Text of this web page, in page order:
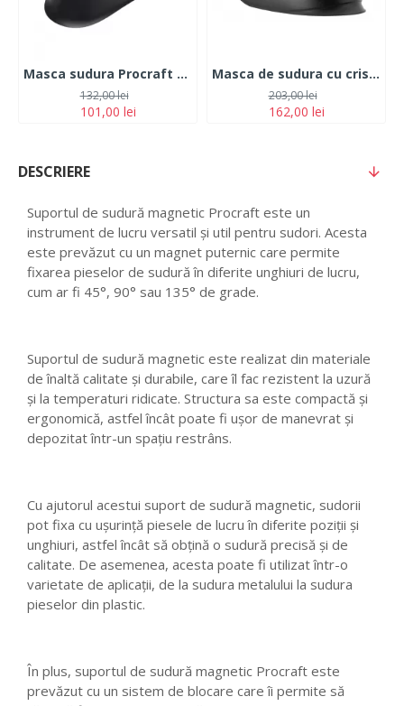
Masca sudura Procraft SHP-90-30, Chameleon, Cristale Lichide, LI-IONSolar, DIN-16
101,00 lei
132,00 lei
Masca de sudura cu cristale lichide 9-13 Jasic- BLACK
162,00 lei
203,00 lei
DESCRIERE
Suportul de sudură magnetic Procraft este un
instrument de lucru versatil și util pentru sudori. Acesta
este prevăzut cu un magnet puternic care permite
fixarea pieselor de sudură în diferite unghiuri de lucru,
cum ar fi 45°, 90° sau 135° de grade.
Suportul de sudură magnetic este realizat din materiale
de înaltă calitate și durabile, care îl fac rezistent la uzură
și la temperaturi ridicate. Structura sa este compactă și
ergonomică, astfel încât poate fi ușor de manevrat și
depozitat într-un spațiu restrâns.
Cu ajutorul acestui suport de sudură magnetic, sudorii
pot fixa cu ușurință piesele de lucru în diferite poziții și
unghiuri, astfel încât să obțină o sudură precisă și de
calitate. De asemenea, acesta poate fi utilizat într-o
varietate de aplicații, de la sudura metalului la sudura
pieselor din plastic.
În plus, suportul de sudură magnetic Procraft este
prevăzut cu un sistem de blocare care îi permite să